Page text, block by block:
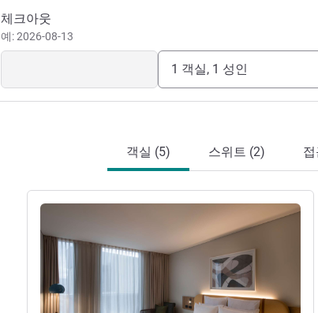
체크아웃
예: 2026-08-13
1 객실, 1 성인
객실 (5) 스위트 (2)
세부 정보 보기